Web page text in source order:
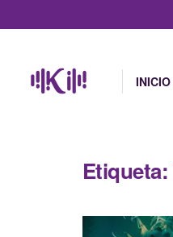
INICIO
Etiqueta: